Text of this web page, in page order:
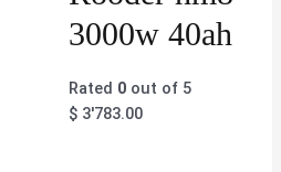
3000w 40ah
Rated 0out of 5
$3'783.00